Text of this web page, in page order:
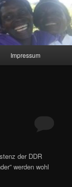
Impressum
der DDR
werden wohl